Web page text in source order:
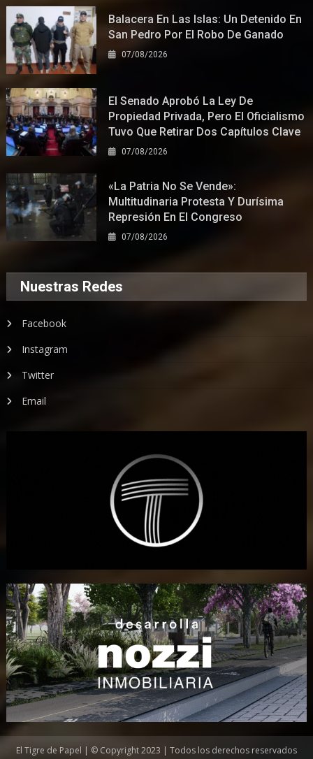
Balacera En Las Islas: Un Detenido En
San Pedro Por El Robo De Ganado
07/08/2026
El Senado Aprobó La Ley De
Propiedad Privada, Pero El Oficialismo
Tuvo Que Retirar Dos Capítulos Clave
07/08/2026
«La Patria No Se Vende»:
Multitudinaria Protesta Y Durísima
Represión En El Congreso
07/08/2026
Nuestras Redes
Facebook
Instagram
Twitter
Email
El Tigre de Papel | © Copyright 2023 | Todos los derechos reservados